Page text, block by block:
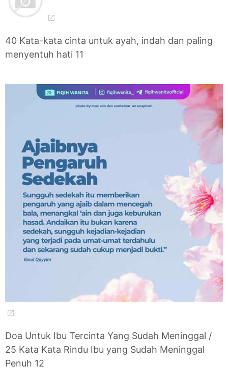
40 Kata-kata cinta untuk ayah, indah dan paling
menyentuh hati 11
Doa Untuk Ibu Tercinta Yang Sudah Meninggal /
25 Kata Kata Rindu Ibu yang Sudah Meninggal
Penuh 12